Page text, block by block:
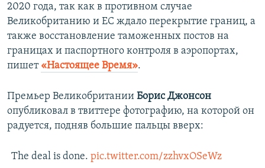
2020 года, так как в противном случае
Великобританию и ЕС ждало перекрытие границ, а
также восстановление таможенных постов на
границах и паспортного контроля в аэропортах,
пишет «Настоящее Время».
Премьер Великобритании Борис Джонсон
опубликовал в твиттере фотографию, на которой он
радуется, подняв большие пальцы вверх:
The deal is done. pic.twitter.com/zzhvxOSeWz